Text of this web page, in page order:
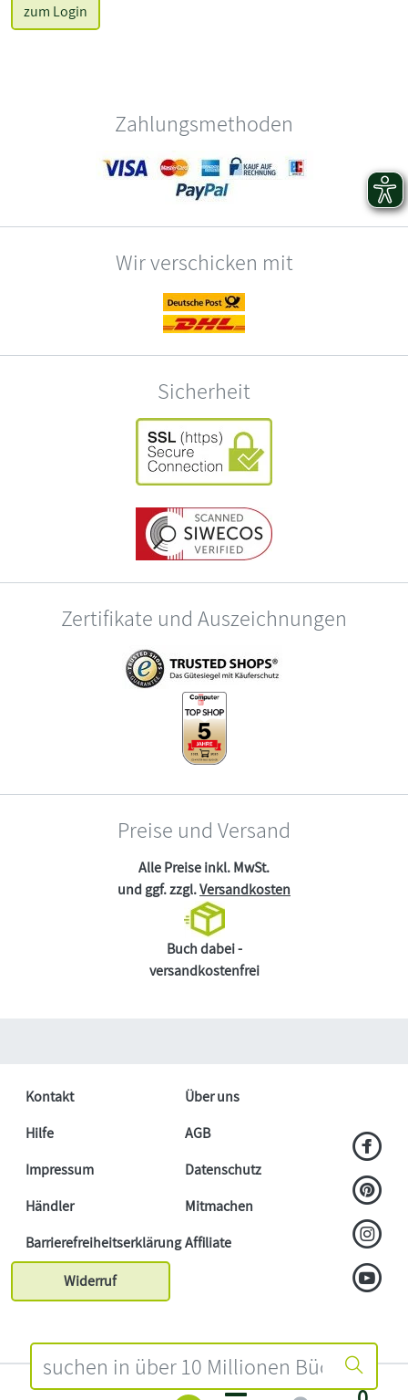
zum Login
Zahlungsmethoden
Wir verschicken mit
Sicherheit
Zertifikate und Auszeichnungen
Preise und Versand
Alle Preise inkl. MwSt.
und ggf. zzgl.Versandkosten
Buch dabei -
versandkostenfrei
Kontakt
Über uns
Hilfe
AGB
Impressum
Datenschutz
Händler
Mitmachen
BarrierefreiheitserklärungAffiliate
Widerruf